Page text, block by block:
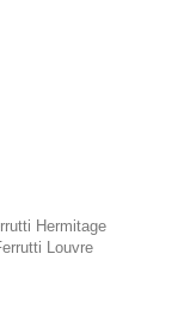
Hermitage
Louvre